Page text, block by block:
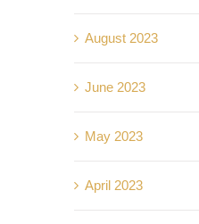
August 2023
June 2023
May 2023
April 2023